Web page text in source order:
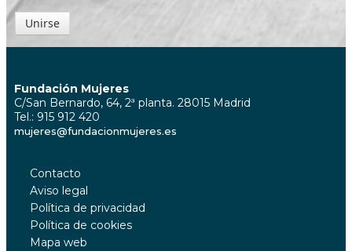
Unirse
Fundación Mujeres
C/San Bernardo, 64, 2ª planta. 28015 Madrid
Tel.: 915 912 420
mujeres@fundacionmujeres.es
Contacto
Aviso legal
Política de privacidad
Política de cookies
Mapa web